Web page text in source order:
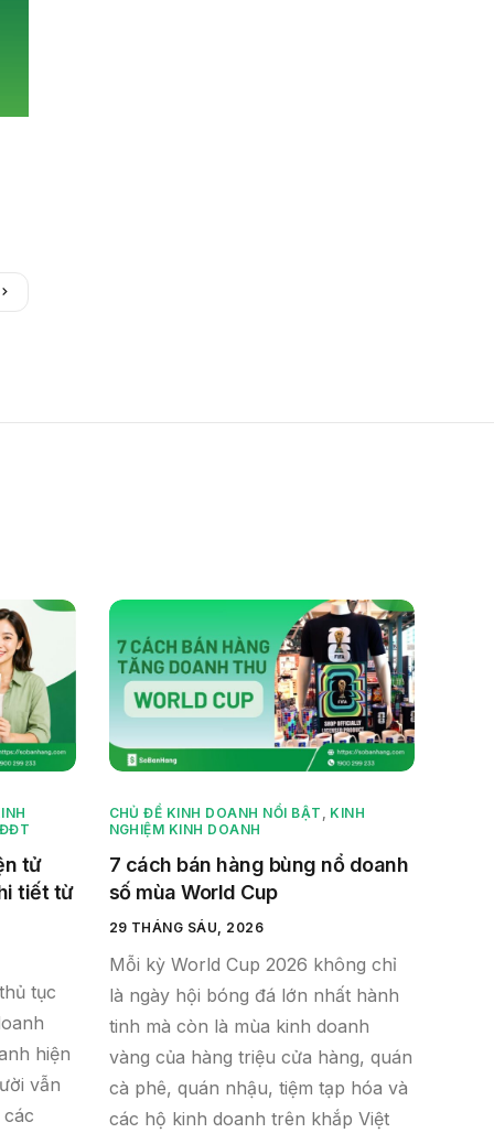
tử
tiết từ
tục
hiện
vẫn
CHỦ ĐỀ KINH DOANH NỔI BẬT
KINH
NGHIỆM KINH DOANH
7 cách bán hàng bùng nổ doanh
số mùa World Cup
29 THÁNG SÁU, 2026
Mỗi kỳ World Cup 2026 không chỉ
là ngày hội bóng đá lớn nhất hành
tinh mà còn là mùa kinh doanh
vàng của hàng triệu cửa hàng, quán
cà phê, quán nhậu, tiệm tạp hóa và
các hộ kinh doanh trên khắp Việt